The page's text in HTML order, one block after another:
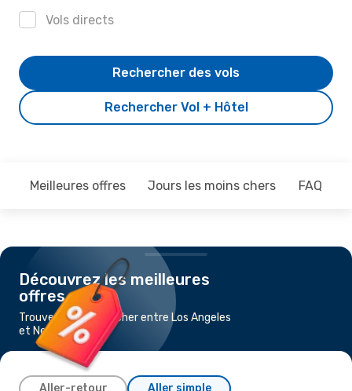
Vols directs
Rechercher Vol + Hôtel
Rechercher des vols
Meilleures offres Jours les moins chers FAQ
Découvrez les meilleures
offres
Trouvez un vol pas cher entre Los Angeles
et New York
Aller-retour Aller simple